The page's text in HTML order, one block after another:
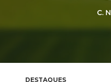
C.
DESTAQUES